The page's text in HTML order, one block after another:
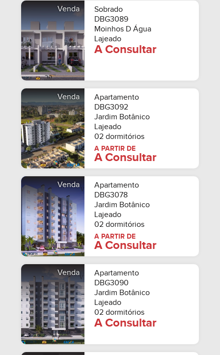
Venda
Sobrado
DBG3089
Moinhos D Água
Lajeado
A Consultar
Venda
Apartamento
DBG3092
Jardim Botânico
Lajeado
02 dormitórios
A PARTIR DE
A Consultar
Venda
Apartamento
DBG3078
Jardim Botânico
Lajeado
02 dormitórios
A PARTIR DE
A Consultar
Venda
Apartamento
DBG3090
Jardim Botânico
Lajeado
02 dormitórios
A Consultar